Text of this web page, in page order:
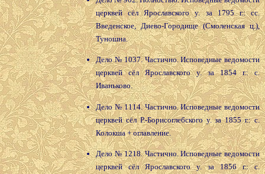
церквей сёл Ярославского у. за 1795 г.: сс.
Введенское, Диево-Городище (Смоленская ц.),
Туношна.
Дело № 1037. Частично. Исповедные ведомости
церквей сёл Ярославского у. за 1854 г.: с.
Иваньково.
Дело № 1114. Частично. Исповедные ведомости
церквей сёл Р.-Борисоглебского у. за 1855 г.: с.
Колокша + оглавление.
Дело № 1218. Частично. Исповедные ведомости
церквей сёл Ярославского у. за 1856 г.: с.